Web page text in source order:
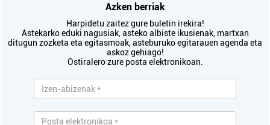
Azken berriak
Harpidetu zaitez gure buletin irekira!
Astekarko eduki nagusiak, asteko albiste ikusienak, martxan
ditugun zozketa eta egitasmoak, asteburuko egitarauen agenda eta
askoz gehiago!
Ostiralero zure posta elektronikoan.